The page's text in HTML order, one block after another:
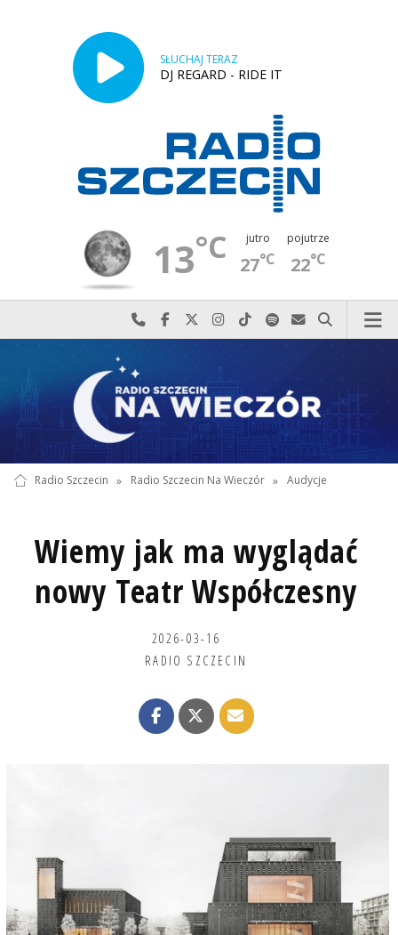
SŁUCHAJ TERAZ
DJ REGARD - RIDE IT
13°C jutro
27°C
pojutrze
22°C
Najlepiej po prostu do nas zadzwoń
Odwiedź nas na Facebook-u
Odwiedź nas na X
Odwiedź nas na Instagram-ie
Odwiedź nas na TikTok-u
Szukaj nas na Spotify
Wyślij do nas
Szukaj
Radio Szczecin » Radio Szczecin Na Wieczór » Audycje
Wiemy jak ma wyglądać
nowy Teatr Współczesny
2026-03-16
RADIO SZCZECIN